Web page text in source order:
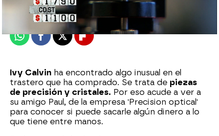
Publicado:20 de marzo de 2020, 21:04
WhatsappFacebook
X Flipboard
Ivy Calvin ha encontrado algo inusual en el
trastero que ha comprado. Se trata de piezas
de precisión y cristales. Por eso acude a ver a
su amigo Paul, de la empresa 'Precision optical'
para conocer si puede sacarle algún dinero a lo
que tiene entre manos.